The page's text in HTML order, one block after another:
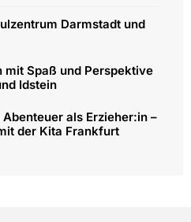
Darmstadt und
mit Spaß und Perspektive
Idstein
als Erzieher:in –
der Kita Frankfurt